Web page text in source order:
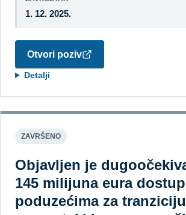
1. 12. 2025.
Otvori poziv
Detalji
ZAVRŠENO
Objavljen je
145 milijuna eura
poduzećima za